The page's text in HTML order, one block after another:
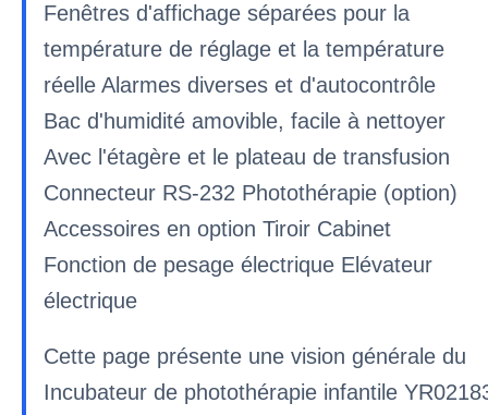
Fenêtres d'affichage séparées pour la
température de réglage et la température
réelle Alarmes diverses et d'autocontrôle
Bac d'humidité amovible, facile à nettoyer
Avec l'étagère et le plateau de transfusion
Connecteur RS-232 Photothérapie (option)
Accessoires en option Tiroir Cabinet
Fonction de pesage électrique Elévateur
électrique
Cette page présente une vision générale du
Incubateur de photothérapie infantile